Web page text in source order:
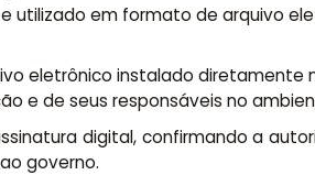
utilizado em formato de arquivo
eletrônico instalado
e de seus responsáveis no
digital, confirmando a
governo.